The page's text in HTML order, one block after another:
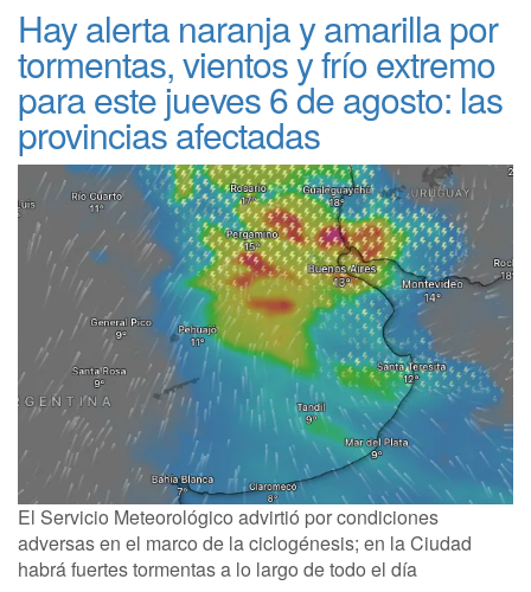
Hay alerta naranja y amarilla por
tormentas, vientos y frío extremo
para este jueves 6 de agosto: las
provincias afectadas
El Servicio Meteorológico advirtió por condiciones
adversas en el marco de la ciclogénesis; en la Ciudad
habrá fuertes tormentas a lo largo de todo el día